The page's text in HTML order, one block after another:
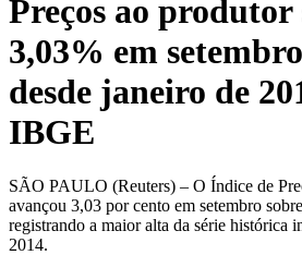
Preços ao produtor
3,03% em
desde janeiro de
IBGE
SÃO PAULO (Reuters) – O Índice de
avançou 3,03 por cento em setembro
registrando a maior alta da série histórica
2014.